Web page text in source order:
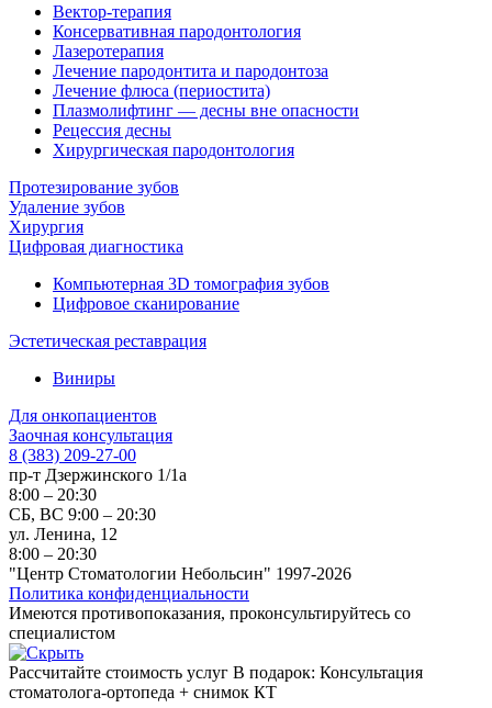
Вектор-терапия
Консервативная пародонтология
Лазеротерапия
Лечение пародонтита и пародонтоза
Лечение флюса (периостита)
Плазмолифтинг — десны вне опасности
Рецессия десны
Хирургическая пародонтология
Протезирование зубов
Удаление зубов
Хирургия
Цифровая диагностика
Компьютерная 3D томография зубов
Цифровое сканирование
Эстетическая реставрация
Виниры
Для онкопациентов
Заочная консультация
8 (383) 209-27-00
пр-т Дзержинского 1/1а
8:00 – 20:30
СБ, ВС 9:00 – 20:30
ул. Ленина, 12
8:00 – 20:30
"Центр Стоматологии Небольсин" 1997-2026
Политика конфиденциальности
Имеются противопоказания, проконсультируйтесь со
специалистом
Рассчитайте стоимость услуг В подарок: Консультация
стоматолога-ортопеда + снимок КТ